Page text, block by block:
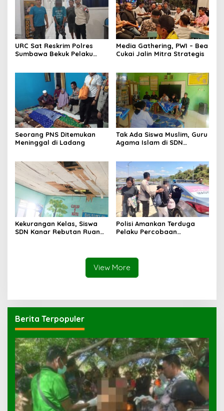
URC Sat Reskrim Polres
Sumbawa Bekuk Pelaku
Media Gathering, PWI – Bea
Cukai Jalin Mitra Strategis
Seorang PNS Ditemukan
Meninggal di Ladang
Tak Ada Siswa Muslim, Guru
Agama Islam di SDN
Kekurangan Kelas, Siswa
SDN Kanar Rebutan Ruang
Polisi Amankan Terduga
Pelaku Percobaan
View More
Berita Terpopuler